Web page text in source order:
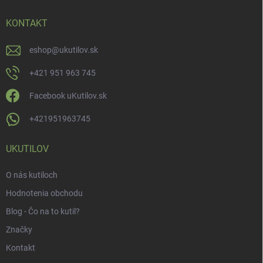
KONTAKT
eshop@ukutilov.sk
+421 951 963 745
Facebook uKutilov.sk
+421951963745
UKUTILOV
O nás kutiloch
Hodnotenia obchodu
Blog - Čo na to kutil?
Značky
Kontakt